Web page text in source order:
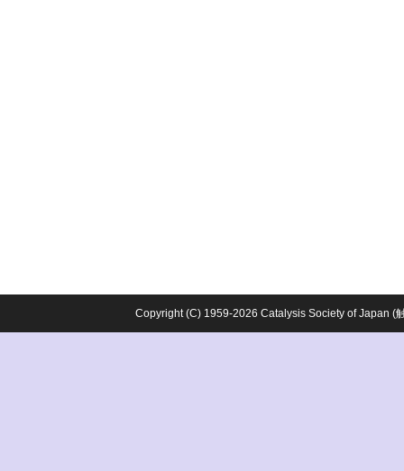
Copyright (C) 1959-2026 Catalysis Society of Japan (